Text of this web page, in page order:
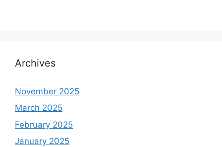
Archives
November 2025
March 2025
February 2025
January 2025